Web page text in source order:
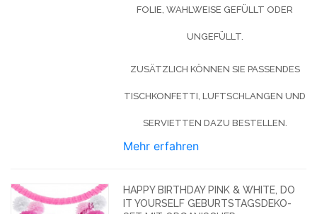
FOLIE, WAHLWEISE GEFÜLLT ODER
UNGEFÜLLT.
ZUSÄTZLICH KÖNNEN SIE PASSENDES
TISCHKONFETTI, LUFTSCHLANGEN UND
SERVIETTEN DAZU BESTELLEN.
Mehr erfahren
HAPPY BIRTHDAY PINK & WHITE, DO
IT YOURSELF GEBURTSTAGSDEKO-